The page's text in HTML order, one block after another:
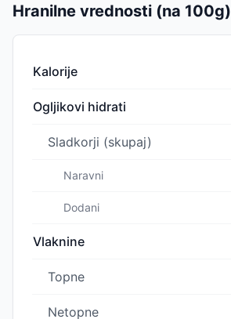
Hranilne vrednosti (na 100g)
Kalorije
Ogljikovi hidrati
Sladkorji (skupaj)
Naravni
Dodani
Vlaknine
Topne
Netopne